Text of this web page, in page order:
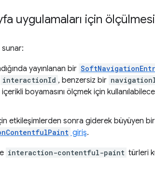
uygulamaları için
yayınlanan bir
interactionId , benzersiz bir
boyamasını ölçmek için
etkileşimlerden sonra giderek büyüyen
giriş.
interaction-contentful-paint türleri